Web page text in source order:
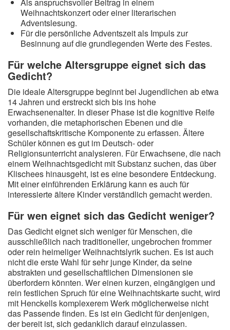
Weihnachtskonzert oder einer literarischen
Adventslesung.
Für die persönliche Adventszeit als Impuls zur
Besinnung auf die grundlegenden Werte des Festes.
Für welche Altersgruppe eignet sich das
Gedicht?
Die ideale Altersgruppe beginnt bei Jugendlichen ab etwa
14 Jahren und erstreckt sich bis ins hohe
Erwachsenenalter. In dieser Phase ist die kognitive Reife
vorhanden, die metaphorischen Ebenen und die
gesellschaftskritische Komponente zu erfassen. Ältere
Schüler können es gut im Deutsch- oder
Religionsunterricht analysieren. Für Erwachsene, die nach
einem Weihnachtsgedicht mit Substanz suchen, das über
Klischees hinausgeht, ist es eine besondere Entdeckung.
Mit einer einführenden Erklärung kann es auch für
interessierte ältere Kinder verständlich gemacht werden.
Für wen eignet sich das Gedicht weniger?
Das Gedicht eignet sich weniger für Menschen, die
ausschließlich nach traditioneller, ungebrochen frommer
oder rein heimeliger Weihnachtslyrik suchen. Es ist auch
nicht die erste Wahl für sehr junge Kinder, da seine
abstrakten und gesellschaftlichen Dimensionen sie
überfordern könnten. Wer einen kurzen, eingängigen und
rein festlichen Spruch für eine Weihnachtskarte sucht, wird
mit Henckells komplexerem Werk möglicherweise nicht
das Passende finden. Es ist ein Gedicht für denjenigen,
der bereit ist, sich gedanklich darauf einzulassen.